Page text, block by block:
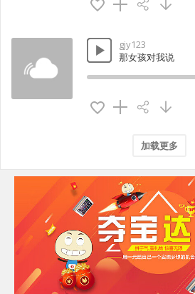
gjy123
那女孩对我说
加载更多